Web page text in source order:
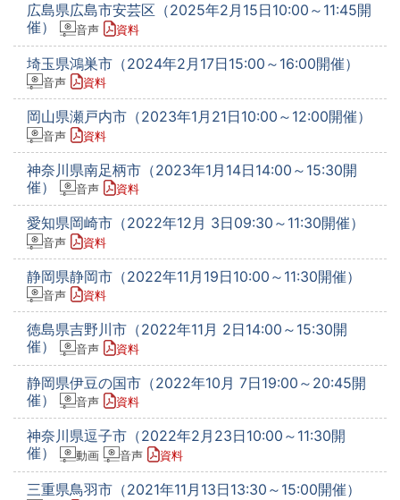
広島県広島市安芸区（2025年2月15日10:00～11:45開
催）
音声 資料
埼玉県鴻巣市（2024年2月17日15:00～16:00開催）
音声 資料
岡山県瀬戸内市（2023年1月21日10:00～12:00開催）
音声 資料
神奈川県南足柄市（2023年1月14日14:00～15:30開
催）
音声 資料
愛知県岡崎市（2022年12月 3日09:30～11:30開催）
音声 資料
静岡県静岡市（2022年11月19日10:00～11:30開催）
音声 資料
徳島県吉野川市（2022年11月 2日14:00～15:30開
催）
音声 資料
静岡県伊豆の国市（2022年10月 7日19:00～20:45開
催）
音声 資料
神奈川県逗子市（2022年2月23日10:00～11:30開
催）
動画 音声 資料
三重県鳥羽市（2021年11月13日13:30～15:00開催）